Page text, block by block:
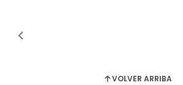
VOLVER ARRIBA